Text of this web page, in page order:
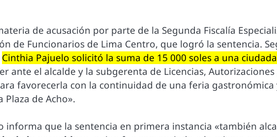
de acusación por parte de la Segunda Fiscalía
de Funcionarios de Lima Centro, que logró la sentencia.
Cinthia Pajuelo solicitó la suma de 15 000 soles a una
ante el alcalde y la subgerenta de Licencias, Autorizaciones
favorecerla con la continuidad de una feria gastronómica
de Acho».
informa que la sentencia en primera instancia «también